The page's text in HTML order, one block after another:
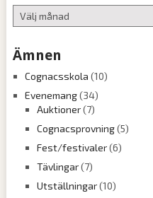
Arkiv
Ämnen
Cognacsskola (10)
Evenemang(34)
Auktioner(7)
Cognacsprovning(5)
Fest/festivaler(6)
Tävlingar(7)
Utställningar(10)